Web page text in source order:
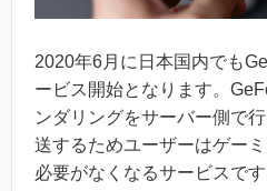
2020年6月に日本国内でも
ービス開始となります。
ンダリングをサーバー側で
送するためユーザーはゲー
必要がなくなるサービスです